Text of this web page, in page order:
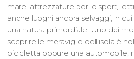
mare, attrezzature per lo sport,
anche luoghi ancora selvaggi, in
una natura primordiale. Uno dei
scoprire le meraviglie dell’isola è
bicicletta oppure una automobile,